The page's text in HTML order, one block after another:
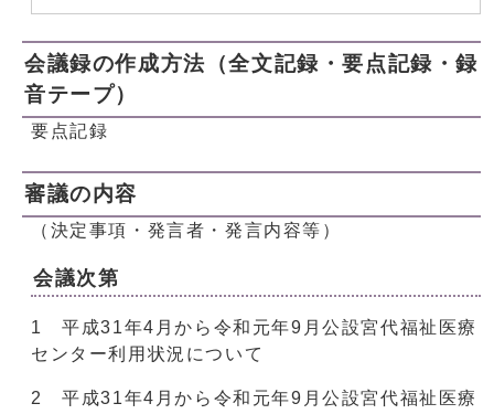
会議録の作成方法（全文記録・要点記録・録
音テープ）
要点記録
審議の内容
（決定事項・発言者・発言内容等）
会議次第
1 平成31年4月から令和元年9月公設宮代福祉医療
センター利用状況について
2 平成31年4月から令和元年9月公設宮代福祉医療